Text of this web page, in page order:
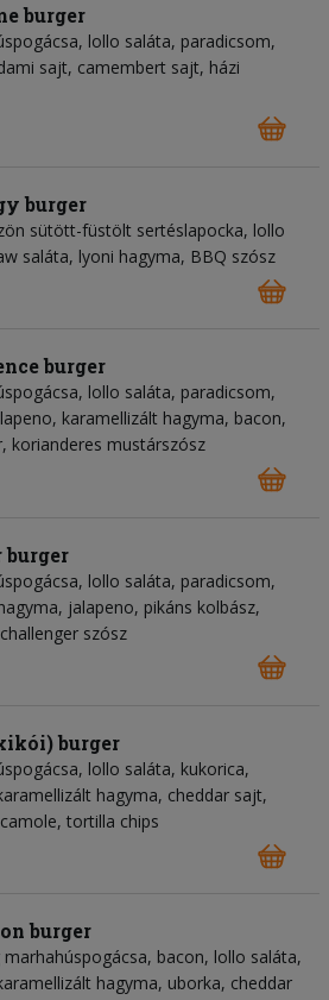
burger
lollo saláta, paradicsom,
sajt, camembert sajt, házi
burger
sütött-füstölt sertéslapocka, lollo
saláta, lyoni hagyma, BBQ szósz
burger
lollo saláta, paradicsom,
karamellizált hagyma, bacon,
korianderes mustárszósz
burger
lollo saláta, paradicsom,
jalapeno, pikáns kolbász,
szósz
burger
lollo saláta, kukorica,
hagyma, cheddar sajt,
tortilla chips
burger
marhahúspogácsa, bacon, lollo saláta,
hagyma, uborka, cheddar